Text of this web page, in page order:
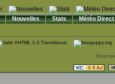
Nouvelles Stats Météo Direct